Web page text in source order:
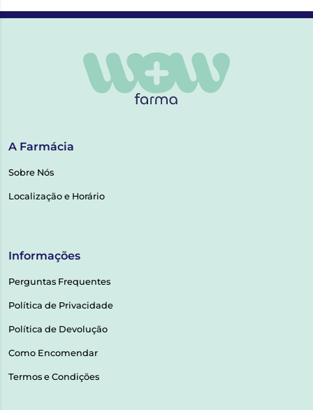
A Farmácia
Sobre Nós
Localização e Horário
Informações
Perguntas Frequentes
Política de Privacidade
Política de Devolução
Como Encomendar
Termos e Condições